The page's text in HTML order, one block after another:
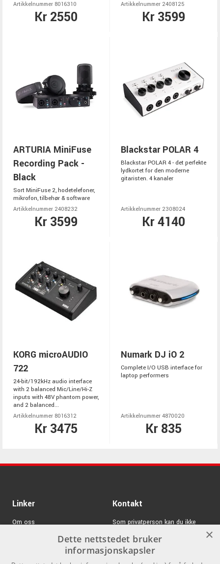
Artikkelnummer 8016310
Kr 2550
Artikkelnummer 2408125
Kr 3599
ARTURIA MiniFuse
Recording Pack -
Black
Sort MiniFuse 2, hodetelefoner,
mikrofon, tilbehør & software
Artikkelnummer 2408232
Kr 3599
Blackstar POLAR 4
Blackstar POLAR 4 - det perfekte
lydkortet for den moderne
gitaristen. 4 kanaler
Artikkelnummer 2308024
Kr 4140
KORG microAUDIO
722
24-bit/192kHz audio interface
with 2 balanced Mic/Line/Hi-Z
inputs with 48V phantom power,
and 2 balanced...
Artikkelnummer 8016312
Kr 3475
Numark DJ iO 2
Complete I/O USB interface for
laptop performers
Artikkelnummer 4870020
Kr 835
Linker
Om oss
Kontakt
Som privatperson kan du ikke
kjøpe på denne nettsiden, alt salg
skjer gjennom våre forhandlere.
info@emnordic.no
×
Dette nettstedet bruker
informasjonskapsler